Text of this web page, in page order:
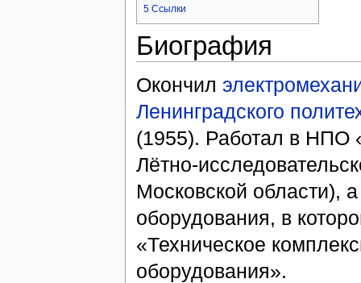
5 Ссылки
Биография
Окончил
Ленинградского
(1955). Работал в НПО
Лётно-
Московской области),
оборудования, в
«Техническое
оборудования».